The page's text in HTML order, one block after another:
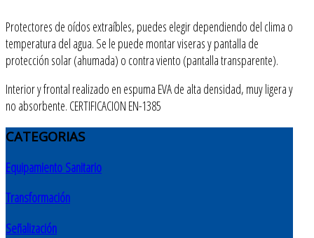
Protectores de oídos extraíbles, puedes elegir dependiendo del clima o
temperatura del agua. Se le puede montar viseras y pantalla de
protección solar (ahumada) o contra viento (pantalla transparente).
Interior y frontal realizado en espuma EVA de alta densidad, muy ligera y
no absorbente. CERTIFICACION EN-1385
CATEGORIAS
Equipamiento Sanitario
Transformación
Señalización